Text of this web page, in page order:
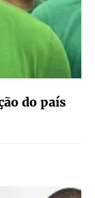
do país